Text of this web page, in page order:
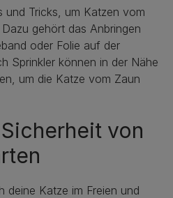
und Tricks, um Katzen vom
gehört das Anbringen
oder Folie auf der
Sprinkler können in der Nähe
um die Katze vom Zaun
von
deine Katze im Freien und